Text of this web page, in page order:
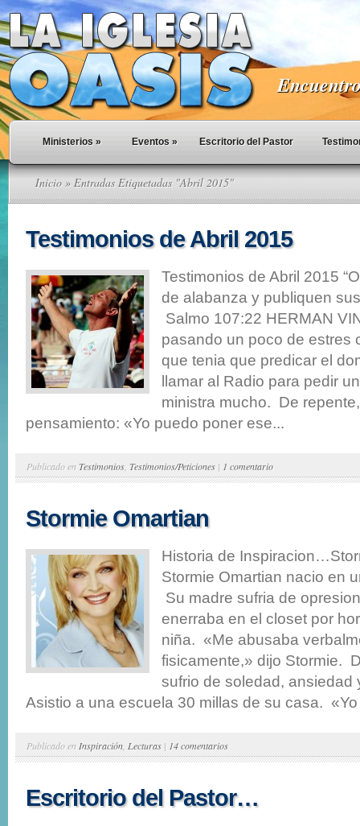
Ministerios » Eventos » Escritorio del Pastor
Inicio » Entradas Etiquetadas "Abril 2015"
Testimonios de Abril 2015
Testimonios de Abril 2015
de alabanza y publiquen
Salmo 107:22 HERMAN
pasando un poco de estres
que tenia que predicar el
llamar al Radio para pedir
ministra mucho. De
pensamiento: «Yo puedo poner ese...
Publicado en Testimonios Testimonios/Peticiones | 1 comentario
Stormie Omartian
Historia de
Stormie Omartian nacio en
Su madre sufria de
enerraba en el closet por
niña. «Me abusaba
fisicamente,» dijo Stormie.
sufrio de soledad, ansiedad
Asistio a una escuela 30 millas de su casa. «Yo
Publicado en Inspiración Lecturas | 14 comentarios
Escritorio del Pastor…